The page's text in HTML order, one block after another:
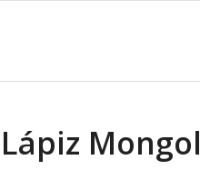
Lápiz Mongol